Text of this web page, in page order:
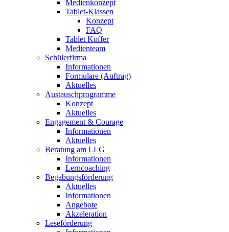
Medienkonzept
Tablet-Klassen
Konzept
FAQ
Tablet Koffer
Medienteam
Schülerfirma
Informationen
Formulare (Auftrag)
Aktuelles
Austauschprogramme
Konzept
Aktuelles
Engagement & Courage
Informationen
Aktuelles
Beratung am LLG
Informationen
Lerncoaching
Begabungsförderung
Aktuelles
Informationen
Angebote
Akzeleration
Leseförderung